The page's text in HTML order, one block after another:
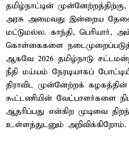
தமிழ்நாட்டின் முன்னேற்றத்திற்கு,
அரசு அமைவது இன்றைய
மட்டுமல்ல. காந்தி, பெரியார்,
கொள்கைகளை
ஆகவே 2026 தமிழ்நாடு
நீதி மய்யம் நேரடியாகப்
திராவிட முன்னேற்றக்
கூட்டணியின் வேட்பாளர்களை
ஆதரிப்பது என்கிற முடிவை
உள்ளத்துடனும் அறிவிக்கிறோம்.